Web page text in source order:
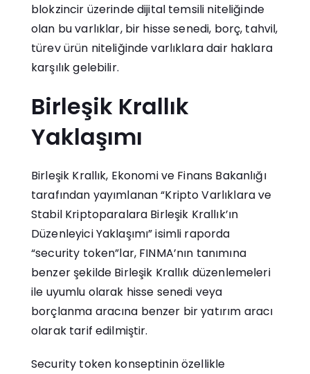
blokzincir üzerinde dijital temsili niteliğinde
olan bu varlıklar, bir hisse senedi, borç, tahvil,
türev ürün niteliğinde varlıklara dair haklara
karşılık gelebilir.
Birleşik Krallık
Yaklaşımı
Birleşik Krallık, Ekonomi ve Finans Bakanlığı
tarafından yayımlanan “Kripto Varlıklara ve
Stabil Kriptoparalara Birleşik Krallık’ın
Düzenleyici Yaklaşımı” isimli raporda
“security token”lar, FINMA’nın tanımına
benzer şekilde Birleşik Krallık düzenlemeleri
ile uyumlu olarak hisse senedi veya
borçlanma aracına benzer bir yatırım aracı
olarak tarif edilmiştir.
Security token konseptinin özellikle